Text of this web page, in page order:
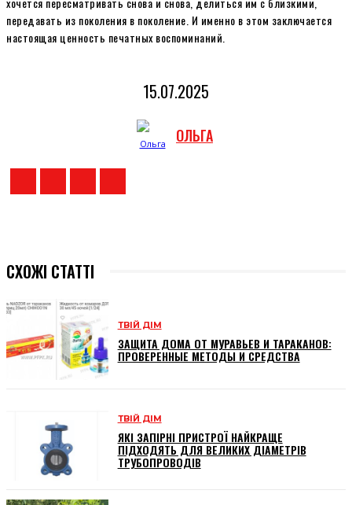
передавать из поколения в поколение. И именно в этом заключается
настоящая ценность печатных воспоминаний.
15.07.2025
ОЛЬГА
СХОЖІ СТАТТІ
ТВІЙ ДІМ
ЗАЩИТА ДОМА ОТ МУРАВЬЕВ И ТАРАКАНОВ:
ПРОВЕРЕННЫЕ МЕТОДЫ И СРЕДСТВА
ТВІЙ ДІМ
ЯКІ ЗАПІРНІ ПРИСТРОЇ НАЙКРАЩЕ
ПІДХОДЯТЬ ДЛЯ ВЕЛИКИХ ДІАМЕТРІВ
ТРУБОПРОВОДІВ